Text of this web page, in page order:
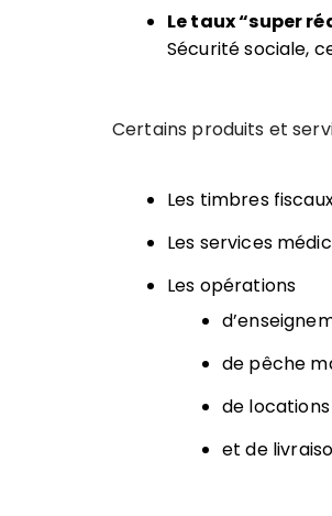
Le taux “super r
Sécurité sociale,
Certains produits et
Les timbres
Les services
Les opérations
de pêche
de
et de